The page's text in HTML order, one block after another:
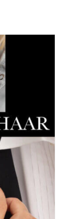
zilver maak
het ook
zijn